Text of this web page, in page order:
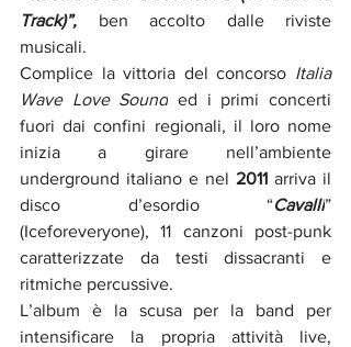
Track)”, ben accolto dalle riviste
musicali.
Complice la vittoria del concorso Italia
Wave Love Sound ed i primi concerti
fuori dai confini regionali, il loro nome
inizia a girare nell’ambiente
underground italiano e nel 2011 arriva il
disco d’esordio “Cavalli”
(Iceforeveryone), 11 canzoni post-punk
caratterizzate da testi dissacranti e
ritmiche percussive.
L’album è la scusa per la band per
intensificare la propria attività live,